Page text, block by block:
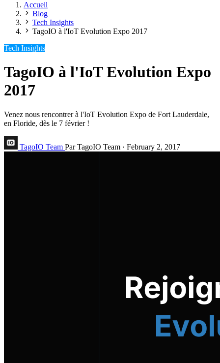
Accueil
Blog
Tech Insights
TagoIO à l'IoT Evolution Expo 2017
Tech Insights
TagoIO à l'IoT Evolution Expo
2017
Venez nous rencontrer à l'IoT Evolution Expo de Fort Lauderdale,
en Floride, dès le 7 février !
TagoIO Team Par TagoIO Team · February 2, 2017